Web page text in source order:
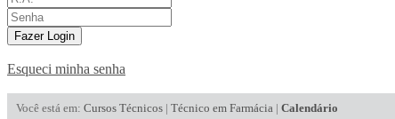
Fazer Login
Esqueci minha senha
Você está em: Cursos Técnicos | Técnico em Farmácia | Calendário